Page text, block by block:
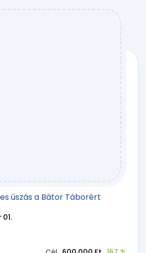
úszás a Bátor Táborért